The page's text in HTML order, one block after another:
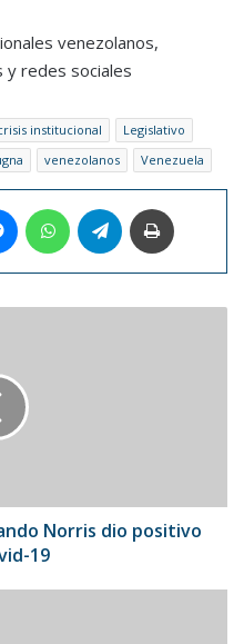
venezolanos,
y redes sociales
institucional
Legislativo
venezolanos Venezuela
MessengerWhatsAppTelegram
Norris dio positivo
19